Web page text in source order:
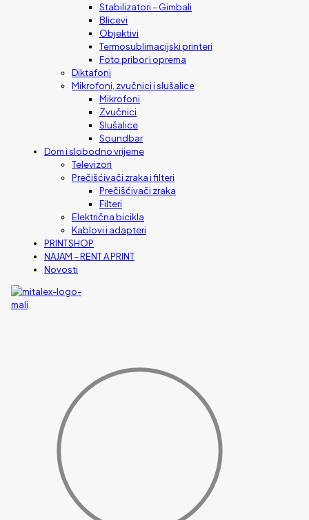
Stabilizatori – Gimbali
Blicevi
Objektivi
Termosublimacijski printeri
Foto pribor i oprema
Diktafoni
Mikrofoni, zvučnici i slušalice
Mikrofoni
Zvučnici
Slušalice
Soundbar
Dom i slobodno vrijeme
Televizori
Prečišćivači zraka i filteri
Prečišćivači zraka
Filteri
Električna bicikla
Kablovi i adapteri
PRINTSHOP
NAJAM – RENT A PRINT
Novosti